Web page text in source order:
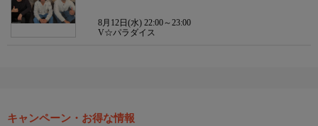
8月12日(水) 22:00～23:00
V☆パラダイス
キャンペーン・お得な情報